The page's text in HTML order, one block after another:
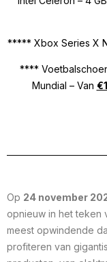
***** Xbox Series X
****
Mundial – Van
Op 24 november
opnieuw in het teken
meest opwindende
profiteren van